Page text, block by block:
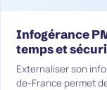
Infogérance
temps et
Externaliser son
de-France permet